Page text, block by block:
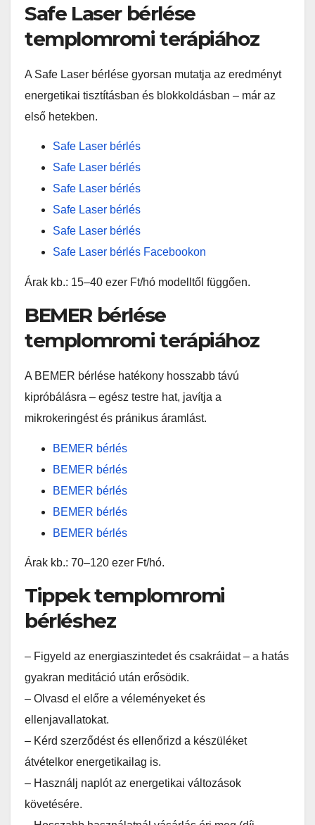
Safe Laser bérlése
templomromi terápiához
A Safe Laser bérlése gyorsan mutatja az eredményt
energetikai tisztításban és blokkoldásban – már az
első hetekben.
Safe Laser bérlés
Safe Laser bérlés
Safe Laser bérlés
Safe Laser bérlés
Safe Laser bérlés
Safe Laser bérlés Facebookon
Árak kb.: 15–40 ezer Ft/hó modelltől függően.
BEMER bérlése
templomromi terápiához
A BEMER bérlése hatékony hosszabb távú
kipróbálásra – egész testre hat, javítja a
mikrokeringést és pránikus áramlást.
BEMER bérlés
BEMER bérlés
BEMER bérlés
BEMER bérlés
BEMER bérlés
Árak kb.: 70–120 ezer Ft/hó.
Tippek templomromi
bérléshez
– Figyeld az energiaszintedet és csakráidat – a hatás
gyakran meditáció után erősödik.
– Olvasd el előre a véleményeket és
ellenjavallatokat.
– Kérd szerződést és ellenőrizd a készüléket
átvételkor energetikailag is.
– Használj naplót az energetikai változások
követésére.